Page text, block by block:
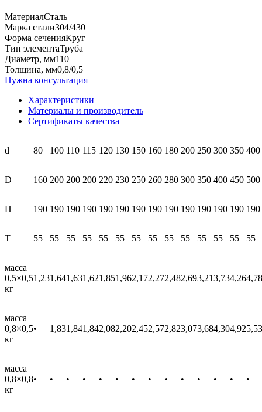
МатериалСталь
Марка стали304/430
Форма сеченияКруг
Тип элементаТруба
Диаметр, мм110
Толщина, мм0,8/0,5
Нужна консультация
Характеристики
Материалы и производитель
Сертификаты качества
d 80 100 110 115 120 130 150 160 180 200 250 300 350 400
D 160 200 200 200 220 230 250 260 280 300 350 400 450 500
H 190 190 190 190 190 190 190 190 190 190 190 190 190 190
T 55 55 55 55 55 55 55 55 55 55 55 55 55 55
масса
0,5×0,5
кг
1,231,641,631,621,851,962,172,272,482,693,213,734,264,78
масса
0,8×0,5
кг
• 1,831,841,842,082,202,452,572,823,073,684,304,925,53
масса
0,8×0,8
кг
• • • • • • • • • • • • • •